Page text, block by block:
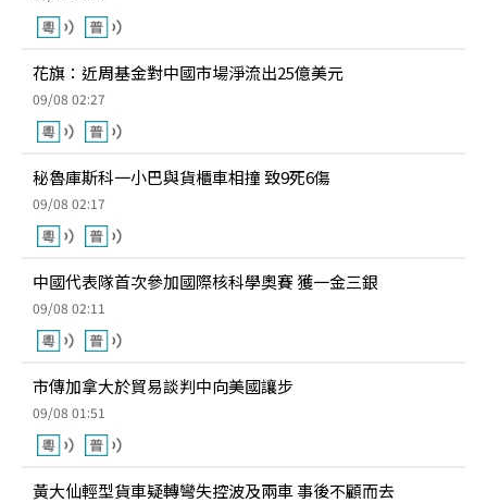
花旗：近周基金對中國市場淨流出25億美元
09/08 02:27
秘魯庫斯科一小巴與貨櫃車相撞 致9死6傷
09/08 02:17
中國代表隊首次參加國際核科學奧賽 獲一金三銀
09/08 02:11
市傳加拿大於貿易談判中向美國讓步
09/08 01:51
黃大仙輕型貨車疑轉彎失控波及兩車 事後不顧而去